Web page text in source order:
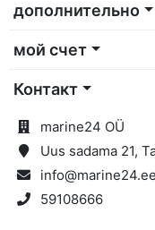
дополнительно
мой счет
Контакт
marine24 OÜ
Uus sadama 21,
info@marine24.ee
59108666